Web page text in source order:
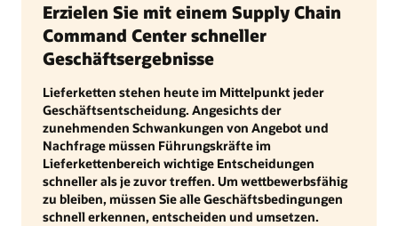
Erzielen Sie mit einem Supply Chain
Command Center schneller
Geschäftsergebnisse
Lieferketten stehen heute im Mittelpunkt jeder
Geschäftsentscheidung. Angesichts der
zunehmenden Schwankungen von Angebot und
Nachfrage müssen Führungskräfte im
Lieferkettenbereich wichtige Entscheidungen
schneller als je zuvor treffen. Um wettbewerbsfähig
zu bleiben, müssen Sie alle Geschäftsbedingungen
schnell erkennen, entscheiden und umsetzen.